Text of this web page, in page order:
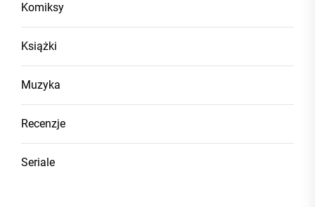
Komiksy
Książki
Muzyka
Recenzje
Seriale